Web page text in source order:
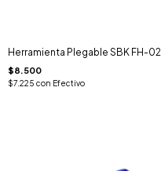
Herramienta Plegable SBK FH-02
$8.500
$7.225 con Efectivo